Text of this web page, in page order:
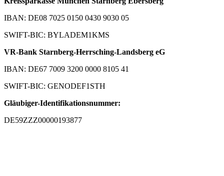
IBAN: DE08 7025 0150 0430 9030 05
SWIFT-BIC: BYLADEM1KMS
VR-Bank Starnberg-Herrsching-Landsberg eG
IBAN: DE67 7009 3200 0000 8105 41
SWIFT-BIC: GENODEF1STH
Gläubiger-Identifikationsnummer:
DE59ZZZ00000193877